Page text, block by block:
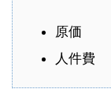
原価
人件費